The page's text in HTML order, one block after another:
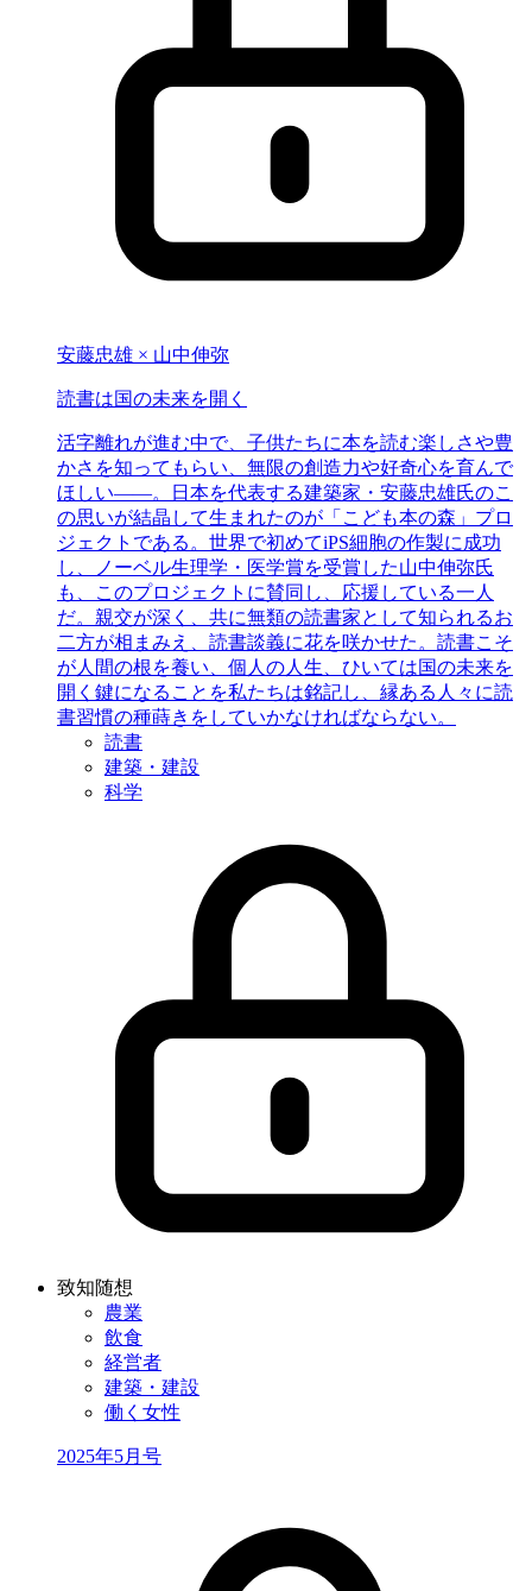
安藤忠雄 × 山中伸弥
読書は国の未来を開く
活字離れが進む中で、子供たちに本を読む楽しさや豊
かさを知ってもらい、無限の創造力や好奇心を育んで
ほしい――。日本を代表する建築家・安藤忠雄氏のこ
の思いが結晶して生まれたのが「こども本の森」プロ
ジェクトである。世界で初めてiPS細胞の作製に成功
し、ノーベル生理学・医学賞を受賞した山中伸弥氏
も、このプロジェクトに賛同し、応援している一人
だ。親交が深く、共に無類の読書家として知られるお
二方が相まみえ、読書談義に花を咲かせた。読書こそ
が人間の根を養い、個人の人生、ひいては国の未来を
開く鍵になることを私たちは銘記し、縁ある人々に読
書習慣の種蒔きをしていかなければならない。
読書
建築・建設
科学
致知随想
農業
飲食
経営者
建築・建設
働く女性
2025年5月号